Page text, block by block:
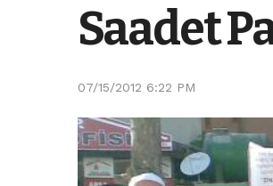
İstanbul
Saadet
07/15/2012 6:22 PM